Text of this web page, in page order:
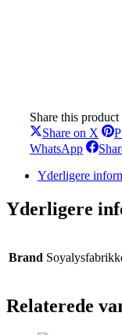
Share this product
Share on X
on
X
WhatsAppShare
Yderligere
Yderligere
Brand
Relaterede